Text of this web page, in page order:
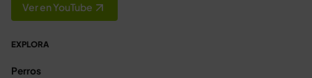
Ver en YouTube
EXPLORA
Perros